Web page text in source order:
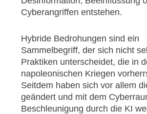
Cyberangriffen entstehen.
Hybride Bedrohungen sind ein
Sammelbegriff, der sich nicht
Praktiken unterscheidet, die in
napoleonischen Kriegen
Seitdem haben sich vor allem
geändert und mit dem
Beschleunigung durch die KI